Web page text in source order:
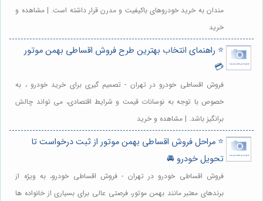
مندان به خرید خودروهای باکیفیت و مدرن قرار داشته است. | مشاهده و
خرید
⭐️ راهنمای انتخاب بهترین طرح فروش اقساطی بهمن موتور
💳
فروش اقساطی خودرو در تهران - تصمیم گیری برای خرید خودرو ، به
خصوص با توجه به نوسانات قیمت و شرایط اقتصادی، می تواند چالش
برانگیز باشد. | مشاهده و خرید
⭐️ مراحل فروش اقساطی بهمن موتور از ثبت درخواست تا
تحویل خودرو 🚘
فروش اقساطی خودرو در تهران - فروش اقساطی خودرو، به ویژه از
برندهای معتبر مانند بهمن موتور، فرصتی عالی برای بسیاری از خانواده ها